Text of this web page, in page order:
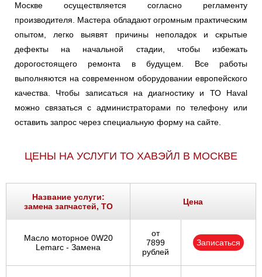
Москве осуществляется согласно регламенту
производителя. Мастера обладают огромным практическим
опытом, легко выявят причины неполадок и скрытые
дефекты на начальной стадии, чтобы избежать
дорогостоящего ремонта в будущем. Все работы
выполняются на современном оборудовании европейского
качества. Чтобы записаться на диагностику и ТО Haval
можно связаться с администраторами по телефону или
оставить запрос через специальную форму на сайте.
ЦЕНЫ НА УСЛУГИ ТО ХАВЭЙЛ В МОСКВЕ
Название услуги:
замена запчастей, ТО
Цена
Масло моторное 0W20
Lemarc - Замена
от
7899
рублей
Записаться